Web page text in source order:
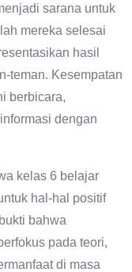
sarana untuk
mereka selesai
hasil
teman. Kesempatan
berbicara,
dengan
kelas 6 belajar
hal-hal positif
bahwa
pada teori,
di masa